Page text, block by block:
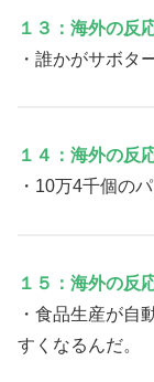
１３：海外の反
・誰かがサボタ
１４：海外の反
・10万4千個の
１５：海外の反
・食品生産が自
すくなるんだ。